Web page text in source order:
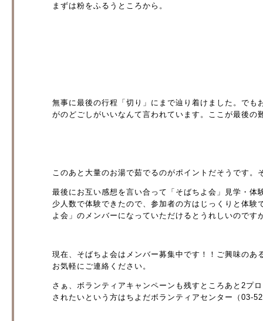
まずは粉をふるうところから。
無事に最後の行程「切り」にまで辿り着けました。で
がのどごしがいいなんて言われています。ここが最後の
このあと大量のお湯で茹でるのがポイントだそうです
最後にお互い感想を言い合って「そばちよ会」見学・体
少人数で体験できたので、参加者の方はじっくりと体
よ会」のメンバーになっていただけるとうれしいのです
現在、そばちよ会はメンバー募集中です！！ご興味の
お気軽にご連絡ください。
さぁ、ボランティアキャンペーンも残すところあと2プ
されたいという方はちよだボランティアセンター（03-